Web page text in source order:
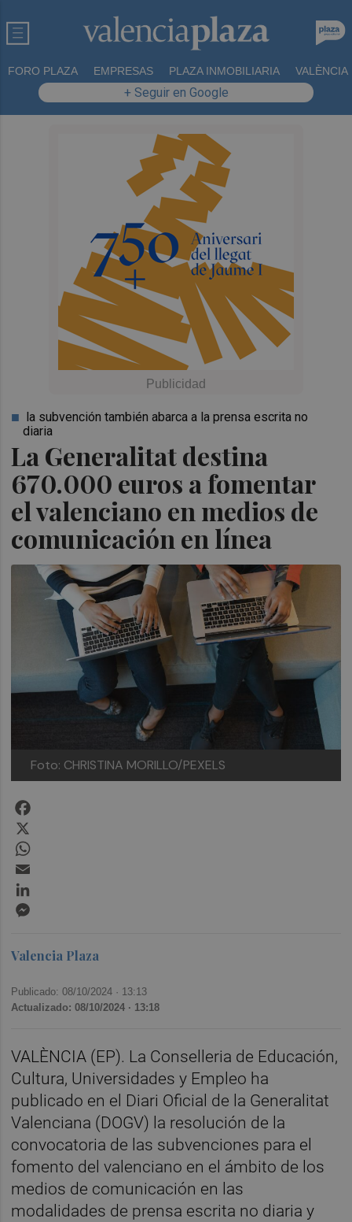
FORO PLAZA EMPRESAS PLAZA INMOBILIARIA VALÈNCIA
+ Seguir en Google
La Generalitat destina
670.000 euros a fomentar
el valenciano en medios de
comunicación en línea
la subvención también abarca a la prensa escrita no
diaria
Foto: CHRISTINA MORILLO/PEXELS
Valencia Plaza
Publicado: 08/10/2024 · 13:13
Actualizado: 08/10/2024 · 13:18
VALÈNCIA (EP). La Conselleria de Educación,
Cultura, Universidades y Empleo ha
publicado en el Diari Oficial de la Generalitat
Valenciana (DOGV) la resolución de la
convocatoria de las subvenciones para el
fomento del valenciano en el ámbito de los
medios de comunicación en las
modalidades de prensa escrita no diaria y